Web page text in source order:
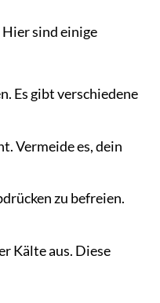
sind einige
Es gibt verschiedene
Vermeide es, dein
zu befreien.
Kälte aus. Diese